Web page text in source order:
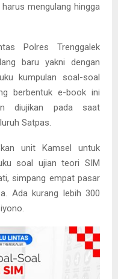
mengulang hingga
Polres Trenggalek
baru yakni dengan
kumpulan soal-soal
berbentuk e-book ini
diujikan pada saat
Satpas.
unit Kamsel untuk
soal ujian teori SIM
simpang empat pasar
Ada kurang lebih 300